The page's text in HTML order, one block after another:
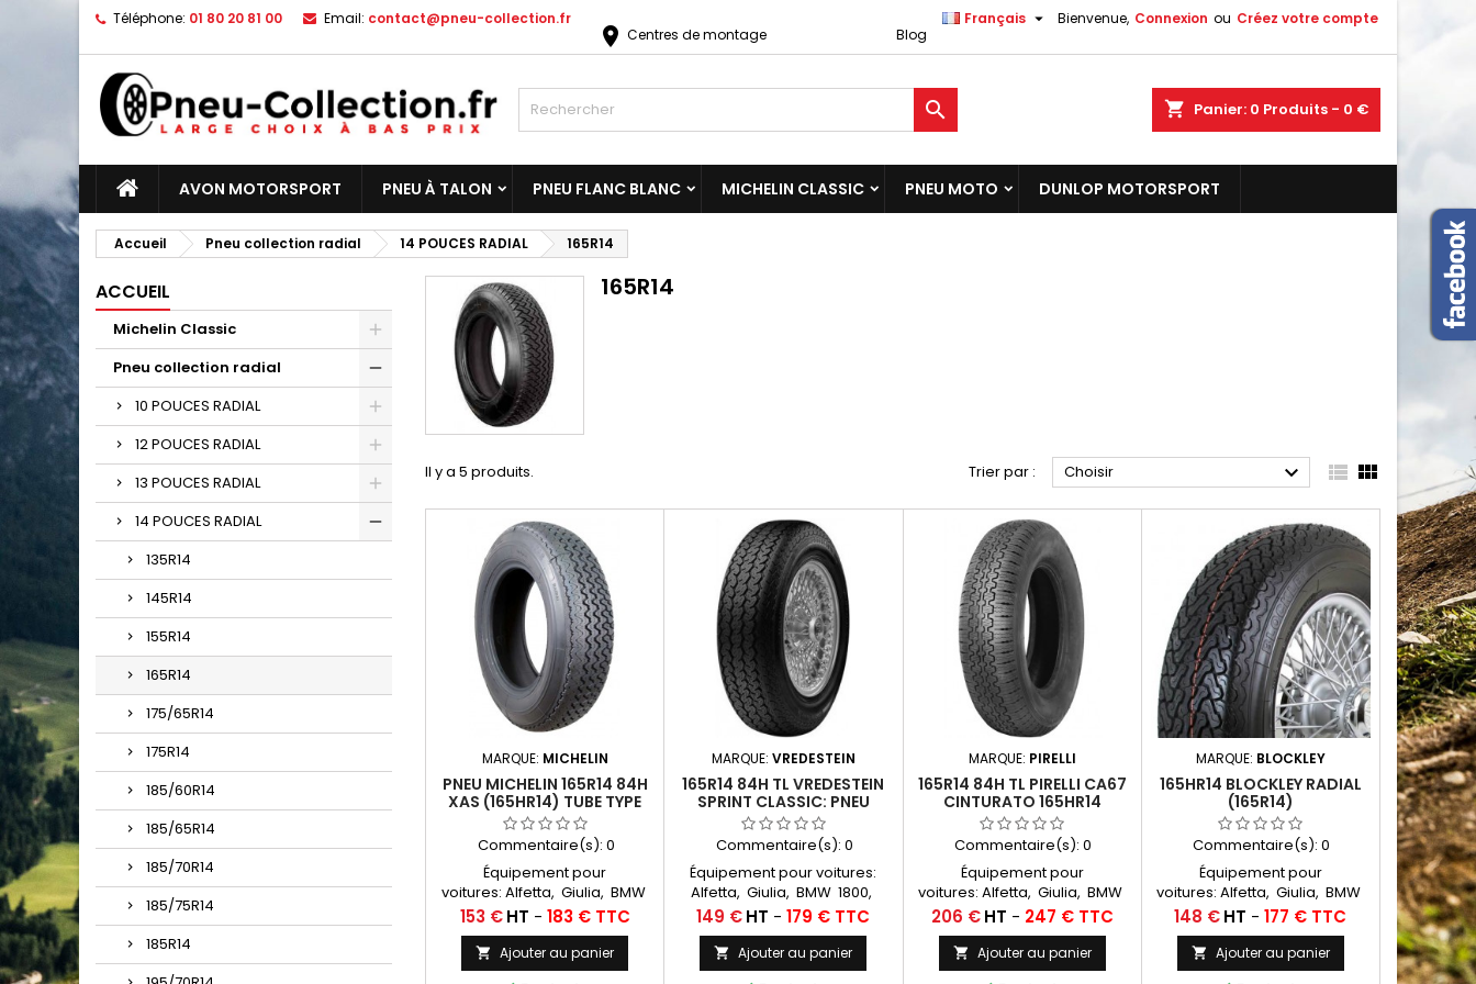
Téléphone: 01 80 20 81 00 Email: contact@pneu-collection.fr Bienvenue, Connexion ou Créez votre compte
Français 
Blog
location_on Centres de montage
shopping_cart Panier: 0 Produits - 0 €

AVON MOTORSPORT PNEU À TALON PNEU FLANC BLANC MICHELIN CLASSIC PNEU MOTO DUNLOP MOTORSPORT
Accueil Pneu collection radial 14 POUCES RADIAL 165R14
ACCUEIL
Michelin Classic
Pneu collection radial
10 POUCES RADIAL
12 POUCES RADIAL
13 POUCES RADIAL
14 POUCES RADIAL
135R14
145R14
155R14
165R14
175/65R14
175R14
185/60R14
185/65R14
185/70R14
185/75R14
185R14
165R14
Il y a 5 produits. Trier par : Choisir   
MARQUE: MICHELIN
PNEU MICHELIN 165R14 84H
XAS (165HR14) TUBE TYPE
Commentaire(s): 0
Équipement pour
voitures: Alfetta, Giulia, BMW
1800, 2000, Lancia Fulvia,
Nissan Fairlady, GS Birotor,
Abarth Chambres à air
conseillées: 14 D 13 Michelin
Prix
153 € HT - 183 € TTC
 Ajouter au panier
MARQUE: VREDESTEIN
165R14 84H TL VREDESTEIN
SPRINT CLASSIC: PNEU
VOITURE
Commentaire(s): 0
Équipement pour voitures:
Alfetta, Giulia, BMW 1800,
2000, Lancia Fulvia, Nissan
Fairlady, GS Birotor Chambres
à air conseillées: 14 D 13
Michelin
Prix
149 €HT -179 € TTC
 Ajouter au panier
MARQUE: PIRELLI
165R14 84H TL PIRELLI CA67
CINTURATO 165HR14
Commentaire(s):0
Équipement pour
voitures: Alfetta, Giulia, BMW
1800, 2000, Lancia Fulvia,
Nissan Fairlady, GS Birotor
Chambres à air conseillées:
14 D 13 Michelin Autres
Prix
206 € HT - 247 € TTC
 Ajouter au panier
MARQUE: BLOCKLEY
165HR14 BLOCKLEY RADIAL
(165R14)
Commentaire(s):0
Équipement pour
voitures: Alfetta, Giulia, BMW
1800, 2000, Lancia Fulvia,
Nissan Fairlady, GS Birotor,
Abarth Chambres à air
conseillées: 14 D 13 Michelin
Prix
148 €HT -177 € TTC
 Ajouter au panier